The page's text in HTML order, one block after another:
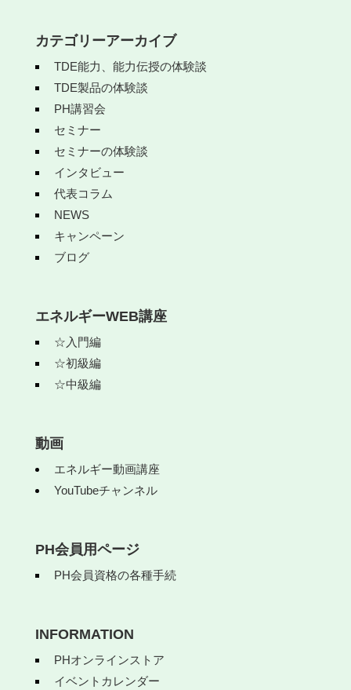
カテゴリーアーカイブ
TDE能力、能力伝授の体験談
TDE製品の体験談
PH講習会
セミナー
セミナーの体験談
インタビュー
代表コラム
NEWS
キャンペーン
ブログ
エネルギーWEB講座
☆入門編
☆初級編
☆中級編
動画
エネルギー動画講座
YouTubeチャンネル
PH会員用ページ
PH会員資格の各種手続
INFORMATION
PHオンラインストア
イベントカレンダー